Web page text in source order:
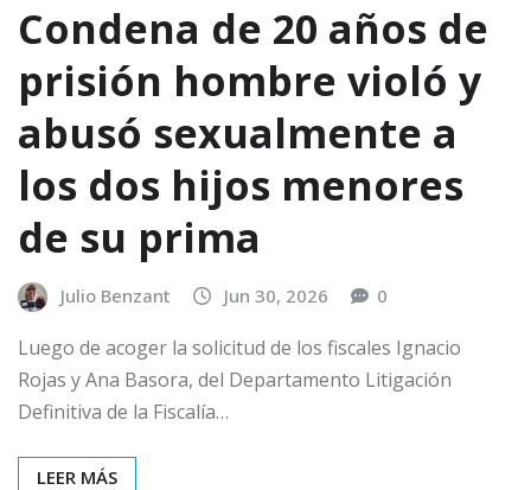
Condena de 20 años de
prisión hombre violó y
abusó sexualmente a
los dos hijos menores
de su prima
Julio Benzant Jun 30, 2026 0
Luego de acoger la solicitud de los fiscales Ignacio
Rojas y Ana Basora, del Departamento Litigación
Definitiva de la Fiscalía…
LEER MÁS